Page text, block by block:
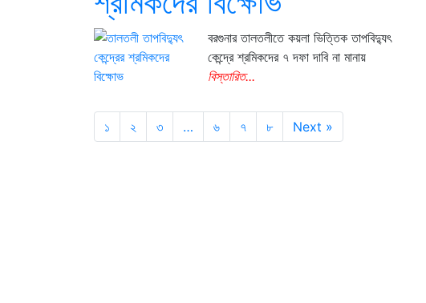
বরগুনার তালতলীতে কয়লা ভিত্তিক তাপবিদ্যুৎ
কেন্দ্রে শ্রমিকদের ৭ দফা দাবি না মানায়
বিস্তারিত...
১ ২ ৩ … ৬ ৭ ৮ Next »